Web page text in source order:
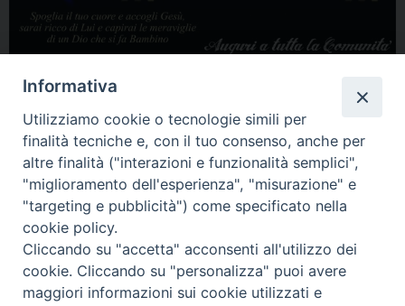
Parrocchia S. Alfonso – Crisci (Arienzo)
6 Gennaio 2017
Condividi…
Informativa
Utilizziamo cookie o tecnologie simili per
finalità tecniche e, con il tuo consenso, anche per
altre finalità ("interazioni e funzionalità semplici",
"miglioramento dell'esperienza", "misurazione" e
"targeting e pubblicità") come specificato nella
cookie policy.
Cliccando su "accetta" acconsenti all'utilizzo dei
cookie. Cliccando su "personalizza" puoi avere
maggiori informazioni sui cookie utilizzati e